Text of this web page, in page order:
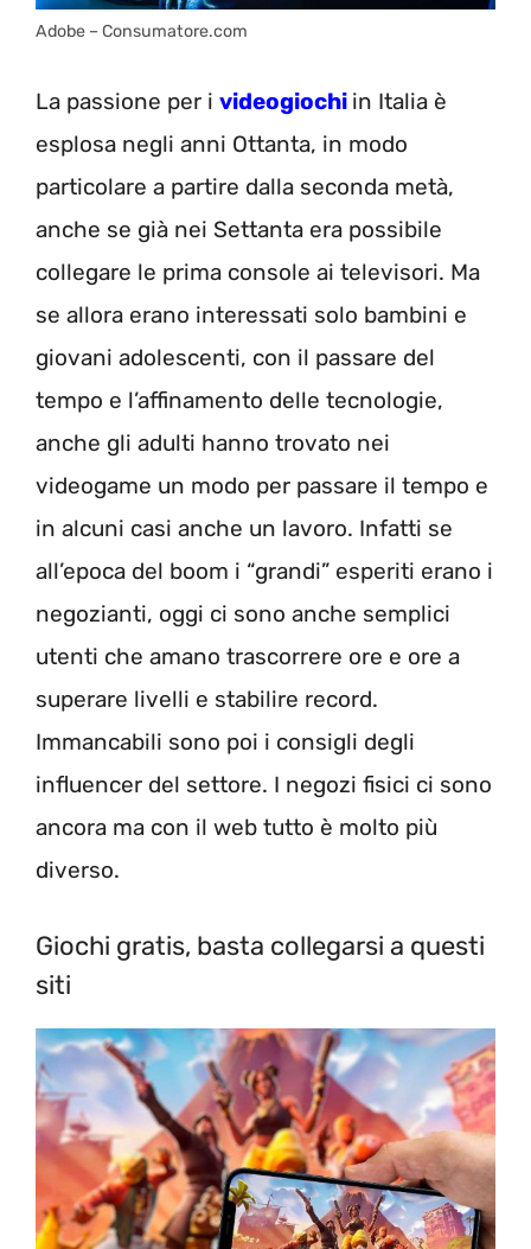
Adobe – Consumatore.com
La passione per i videogiochi in Italia è
esplosa negli anni Ottanta, in modo
particolare a partire dalla seconda metà,
anche se già nei Settanta era possibile
collegare le prima console ai televisori. Ma
se allora erano interessati solo bambini e
giovani adolescenti, con il passare del
tempo e l’affinamento delle tecnologie,
anche gli adulti hanno trovato nei
videogame un modo per passare il tempo e
in alcuni casi anche un lavoro. Infatti se
all’epoca del boom i “grandi” esperiti erano i
negozianti, oggi ci sono anche semplici
utenti che amano trascorrere ore e ore a
superare livelli e stabilire record.
Immancabili sono poi i consigli degli
influencer del settore. I negozi fisici ci sono
ancora ma con il web tutto è molto più
diverso.
Giochi gratis, basta collegarsi a questi
siti